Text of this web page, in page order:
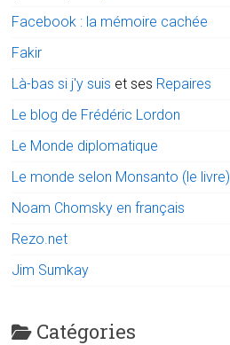
Facebook : la mémoire cachée
Fakir
Là-bas si j'y suis et ses Repaires
Le blog de Frédéric Lordon
Le Monde diplomatique
Le monde selon Monsanto (le livre)
Noam Chomsky en français
Rezo.net
Jim Sumkay
Catégories